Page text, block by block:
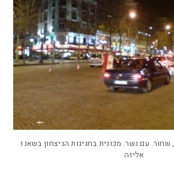
שחור. עם נשר. מכונית בחגיגות הניצחון בשאנז
אליזה